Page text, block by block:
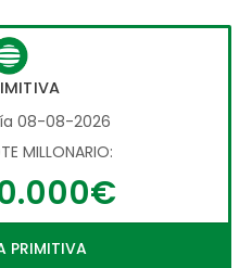
08-08-2026
MILLONARIO:
PRIMITIVA